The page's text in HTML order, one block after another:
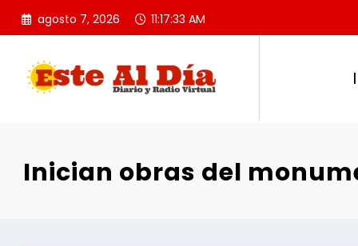
Saltar
agosto 7, 2026 11:17:34 AM
Inician obras del